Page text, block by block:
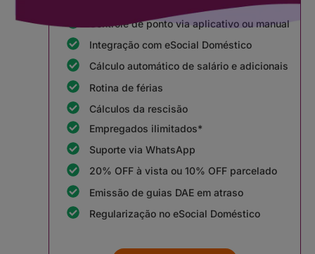
Controle de ponto via aplicativo ou manual
Integração com eSocial Doméstico
Cálculo automático de salário e adicionais
Rotina de férias
Cálculos da rescisão
Empregados ilimitados*
Suporte via WhatsApp
20% OFF à vista ou 10% OFF parcelado
Emissão de guias DAE em atraso
Regularização no eSocial Doméstico